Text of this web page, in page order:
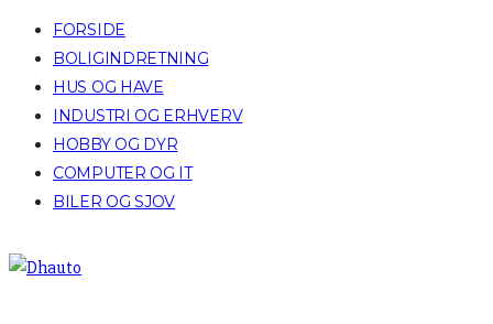
FORSIDE
BOLIGINDRETNING
HUS OG HAVE
INDUSTRI OG ERHVERV
HOBBY OG DYR
COMPUTER OG IT
BILER OG SJOV